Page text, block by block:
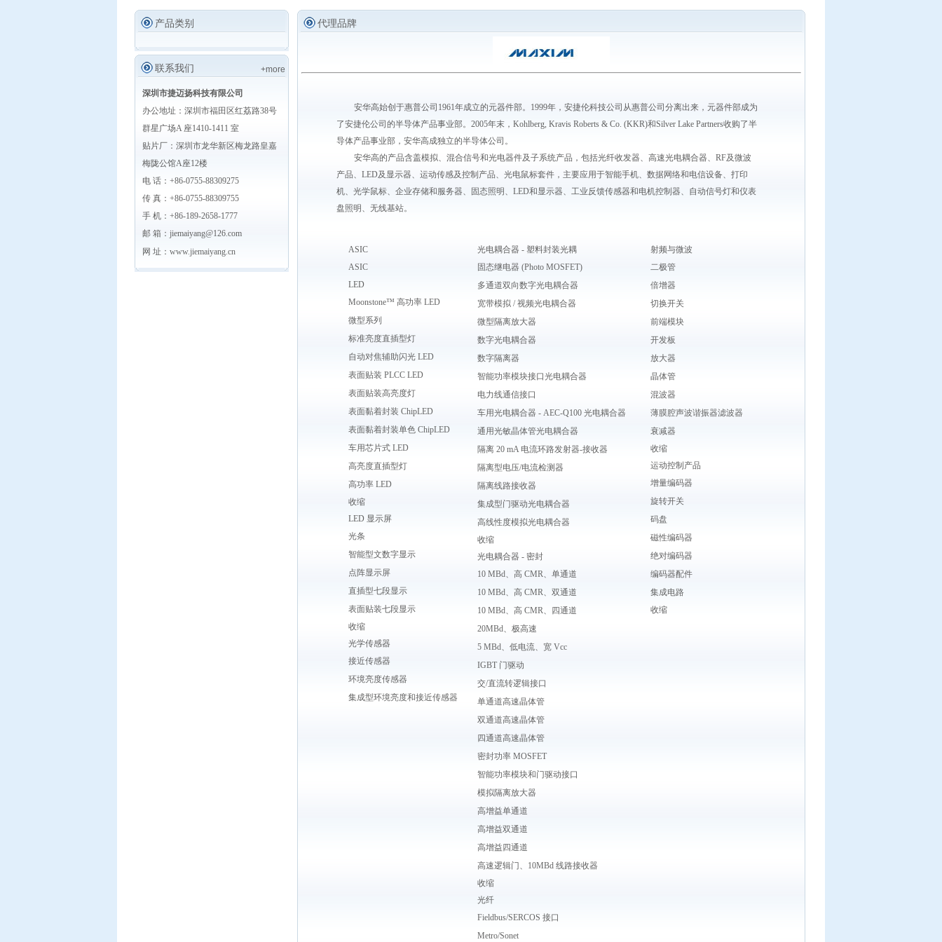
产品类别
联系我们 +more
深圳市捷迈扬科技有限公司
办公地址：深圳市福田区红荔路38号
群星广场A 座1410-1411 室
贴片厂：深圳市龙华新区梅龙路皇嘉
梅陇公馆A座12楼
电 话：+86-0755-88309275
传 真：+86-0755-88309755
手 机：+86-189-2658-1777
邮 箱：jiemaiyang@126.com
网 址： www.jiemaiyang.cn
代理品牌
安华高始创于惠普公司1961年成立的元器件部。1999年，安捷伦科技公司从惠普公司分离出来，元器件部成为
了安捷伦公司的半导体产品事业部。2005年末，Kohlberg, Kravis Roberts & Co. (KKR)和Silver Lake Partners收购了半
导体产品事业部，安华高成独立的半导体公司。
安华高的产品含盖模拟、混合信号和光电器件及子系统产品，包括光纤收发器、高速光电耦合器、RF及微波
产品、LED及显示器、运动传感及控制产品、光电鼠标套件，主要应用于智能手机、数据网络和电信设备、打印
机、光学鼠标、企业存储和服务器、固态照明、LED和显示器、工业反馈传感器和电机控制器、自动信号灯和仪表
盘照明、无线基站。
ASIC
ASIC
LED
Moonstone™ 高功率 LED
微型系列
标准亮度直插型灯
自动对焦辅助闪光 LED
表面贴装 PLCC LED
表面贴装高亮度灯
表面黏着封装 ChipLED
表面黏着封装单色 ChipLED
车用芯片式 LED
高亮度直插型灯
高功率 LED
收缩
LED 显示屏
光条
智能型文数字显示
点阵显示屏
直插型七段显示
表面贴装七段显示
收缩
光学传感器
接近传感器
环境亮度传感器
集成型环境亮度和接近传感器
光电耦合器 - 塑料封装光耦
固态继电器 (Photo MOSFET)
多通道双向数字光电耦合器
宽带模拟 / 视频光电耦合器
微型隔离放大器
数字光电耦合器
数字隔离器
智能功率模块接口光电耦合器
电力线通信接口
车用光电耦合器 - AEC-Q100 光电耦合器
通用光敏晶体管光电耦合器
隔离 20 mA 电流环路发射器-接收器
隔离型电压/电流检测器
隔离线路接收器
集成型门驱动光电耦合器
高线性度模拟光电耦合器
收缩
光电耦合器 - 密封
10 MBd、高 CMR、单通道
10 MBd、高 CMR、双通道
10 MBd、高 CMR、四通道
20MBd、极高速
5 MBd、低电流、宽 Vcc
IGBT 门驱动
交/直流转逻辑接口
单通道高速晶体管
双通道高速晶体管
四通道高速晶体管
密封功率 MOSFET
智能功率模块和门驱动接口
模拟隔离放大器
高增益单通道
高增益双通道
高增益四通道
高速逻辑门、10MBd 线路接收器
收缩
光纤
Fieldbus/SERCOS 接口
Metro/Sonet
射频与微波
二极管
倍增器
切换开关
前端模块
开发板
放大器
晶体管
混波器
薄膜腔声波谐振器滤波器
衰减器
收缩
运动控制产品
增量编码器
旋转开关
码盘
磁性编码器
绝对编码器
编码器配件
集成电路
收缩